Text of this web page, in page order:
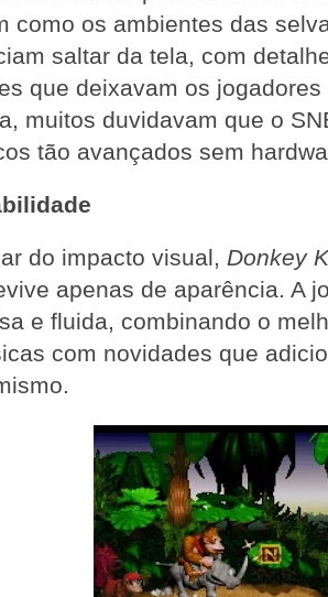
como os ambientes das
saltar da tela, com
que deixavam os
muitos duvidavam que o
tão avançados sem
do impacto visual, Donkey
apenas de aparência. A
e fluida, combinando o
com novidades que